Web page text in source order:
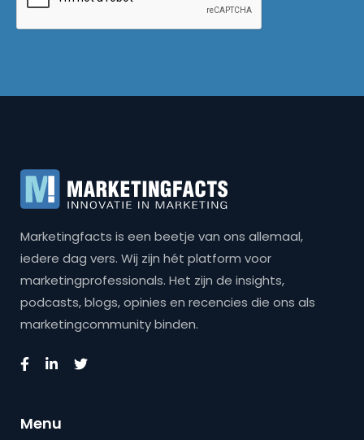
Marketingfacts is een beetje van ons allemaal,
iedere dag vers. Wij zijn hét platform voor
marketingprofessionals. Het zijn de insights,
podcasts, blogs, opinies en recencies die ons als
marketingcommunity binden.
Menu